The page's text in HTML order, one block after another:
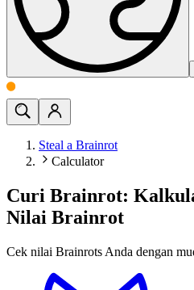
Steal a Brainrot
Calculator
Curi Brainrot:
Nilai Brainrot
Cek nilai Brainrots Anda dengan